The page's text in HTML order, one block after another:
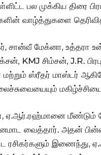
பல முக்கிய திரை
வாழ்த்துகளை
சான்வீ மேக்னா, உத்தரா
KMJ சிம்சன், J.R.
ஸ்ரீதர் மாஸ்டர்
ஏ.ஆர்.ரஹ்மானை மீண்டும்
வைத்தார். அதன்
ரசிகர்களும்